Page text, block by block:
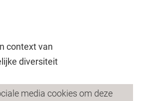
context van
diversiteit
media cookies om deze